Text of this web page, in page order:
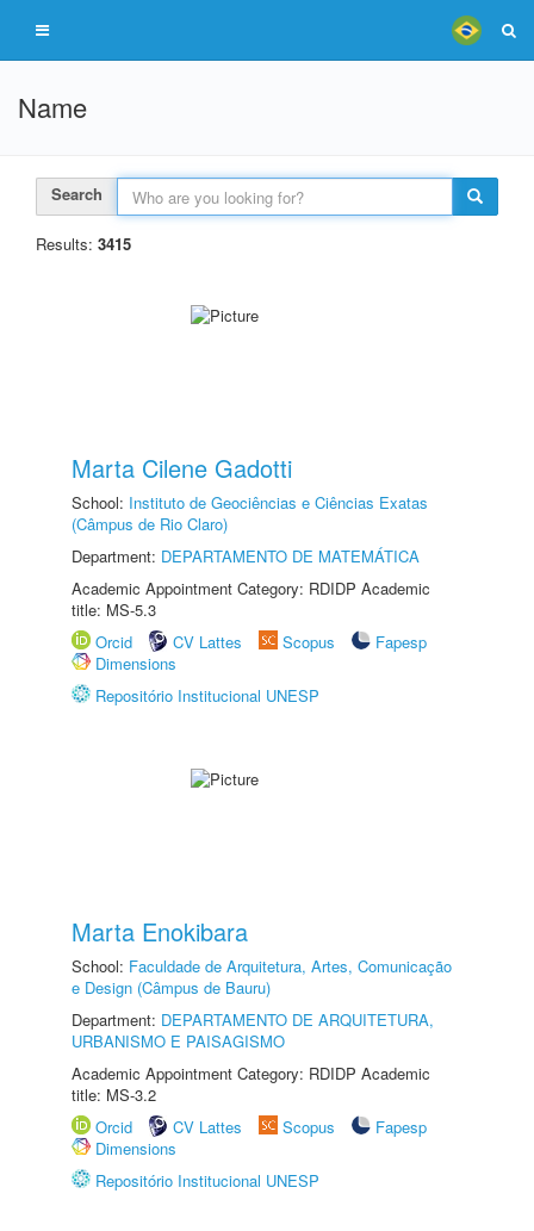
Name
Search
Results: 3415
Marta Cilene Gadotti
School: Instituto de Geociências e Ciências Exatas
(Câmpus de Rio Claro)
Department: DEPARTAMENTO DE MATEMÁTICA
Academic Appointment Category: RDIDP Academic
title: MS-5.3
Orcid
CV Lattes Scopus
Fapesp
Dimensions
Repositório Institucional UNESP
Marta Enokibara
School: Faculdade de Arquitetura, Artes, Comunicação
e Design (Câmpus de Bauru)
Department: DEPARTAMENTO DE ARQUITETURA,
URBANISMO E PAISAGISMO
Academic Appointment Category: RDIDP Academic
title: MS-3.2
Orcid
CV Lattes Scopus
Fapesp
Dimensions
Repositório Institucional UNESP